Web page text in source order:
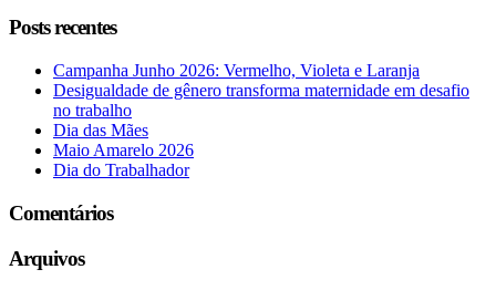
Posts recentes
Campanha Junho 2026: Vermelho, Violeta e Laranja
Desigualdade de gênero transforma maternidade em desafio
no trabalho
Dia das Mães
Maio Amarelo 2026
Dia do Trabalhador
Comentários
Arquivos